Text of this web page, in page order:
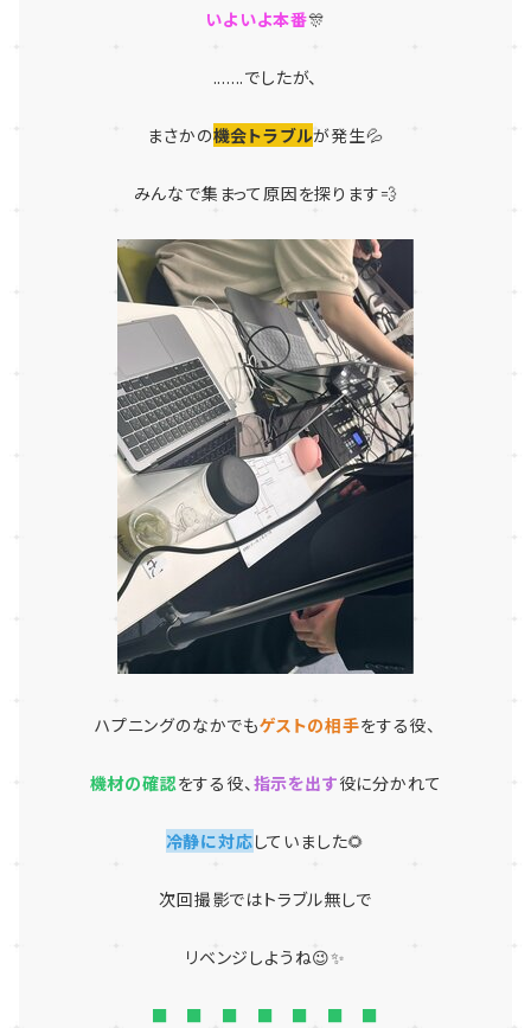
いよいよ本番🎊
.......でしたが、
まさかの機会トラブルが発生💦
みんなで集まって原因を探ります💨
ハプニングのなかでもゲストの相手をする役、
機材の確認をする役、指示を出す役に分かれて
冷静に対応していました🌻
次回撮影ではトラブル無しで
リベンジしようね😉✨
■ ■ ■ ■ ■ ■ ■